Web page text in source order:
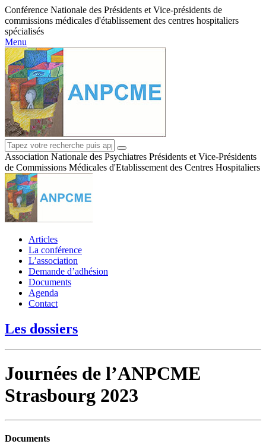
Conférence Nationale des Présidents et Vice-présidents de
commissions médicales d'établissement des centres hospitaliers
spécialisés
Menu
Association Nationale des Psychiatres Présidents et Vice-Présidents
de Commissions Médicales d'Etablissement des Centres Hospitaliers
Articles
La conférence
L’association
Demande d’adhésion
Documents
Agenda
Contact
Les dossiers
Journées de l’ANPCME
Strasbourg 2023
Documents